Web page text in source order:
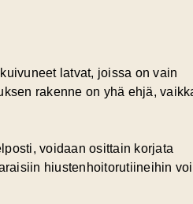
latvat, joissa on vain
rakenne on yhä ehjä,
voidaan osittain korjata
hiustenhoitorutiineihin voi